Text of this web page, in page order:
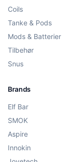
Coils
Tanke & Pods
Mods & Batterier
Tilbehør
Snus
Brands
Elf Bar
SMOK
Aspire
Innokin